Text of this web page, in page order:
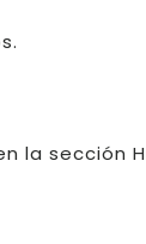
la sección